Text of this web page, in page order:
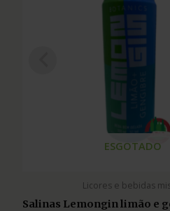
ESGOTADO
Licores e bebidas
Salinas Lemongin limão e